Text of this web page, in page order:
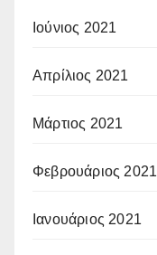
Ιούνιος 2021
Απρίλιος 2021
Μάρτιος 2021
Φεβρουάριος 2021
Ιανουάριος 2021